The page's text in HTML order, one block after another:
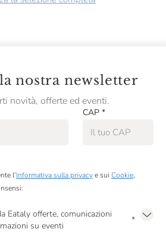
nostra newsletter
novità, offerte ed eventi.
CAP *
l’Informativa sulla privacye sui Cookie,
Eataly offerte, comunicazioni
su eventi
*